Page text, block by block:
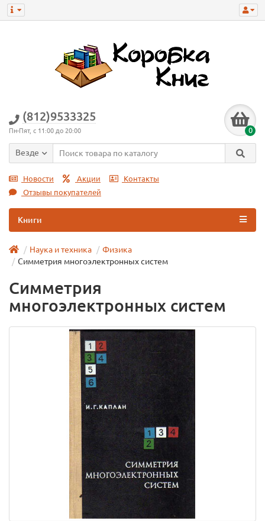
(812)9533325
Пн-Пят, с 11:00 до 20:00 0
Везде
Новости Акции
Контакты
Отзывы покупателей
Книги
Наука и техника
Физика
Симметрия многоэлектронных систем
Симметрия
многоэлектронных систем